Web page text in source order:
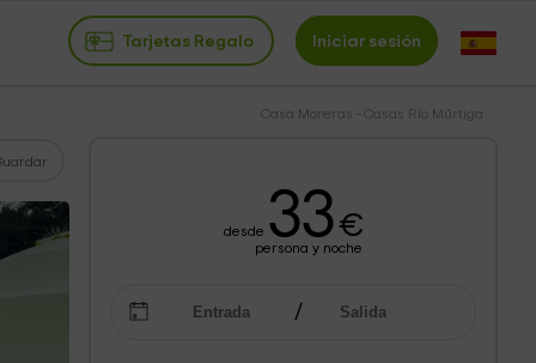
Tarjetas Regalo Iniciar sesión
Casa Moreras - Casas Río Múrtiga
desde 33€
persona y noche